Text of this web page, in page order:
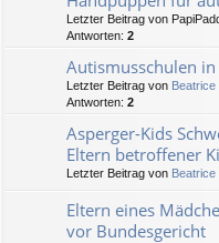
Letzter Beitrag von
Antworten: 2
Autismusschulen
Letzter Beitrag von Beatrice
Antworten: 2
Asperger-Kids
Eltern betroffener
Letzter Beitrag von Beatrice
Eltern eines
vor Bundesgericht